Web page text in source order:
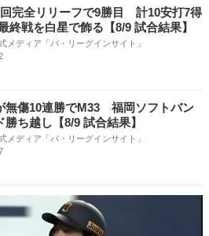
完全リリーフで9勝目 計10安打7得
終戦を白星で飾る【8/9 試合結果】
メディア「パ・リーグインサイト」
無傷10連勝でM33 福岡ソフトバン
勝ち越し【8/9 試合結果】
メディア「パ・リーグインサイト」